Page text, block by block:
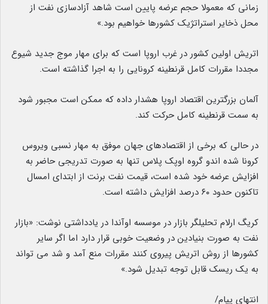
زمانی که معمولا حجم عرضه پایین است شاهد آزادسازی نفت از
محل ذخایر استراتژیک کشورها خواهیم بود.»
اتریش اولین کشور در غرب اروپا است که برای مهار موج جدید شیوع
مجددا مقررات کامل قرنطینه کرونایی را به اجرا گذاشته است.
آلمان بزرگترین اقتصاد اروپا هشدار داده که ممکن است مجبور شود
به سمت قرنطینه کامل حرکت کند.
در حالی که برخی از اقتصادهای جهان موفق به مهار نسبی ویروس
کرونا شده اندو گروه اوپک پلاس تنها به صورت تدریجی حاضر به
افزایش عرضه خود شده است، قیمت نفت برنت از ابتدای امسال
تاکنون حدود ۶۰ درصد افزایش داشته است.
کریگ ارلام تحلیلگر بازار در موسسه اوآندا در یادداشتی نوشت: «بازار
نفت به صورت بنیادین در وضعیت خوبی قرار دارد اما اگر سایر
کشورها از روش اتریش پیروی کنند مقررات منع آمد و شد می تواند
به یک ریسک قابل توجه تبدیل شود.»
انتهای پیام/